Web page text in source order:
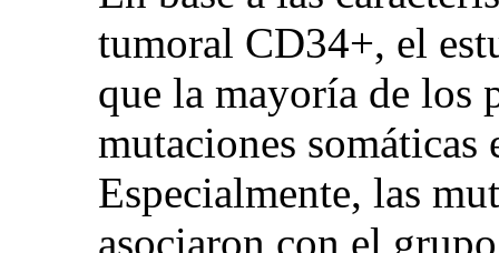
tumoral CD34+, el
que la mayoría de los
mutaciones somáticas
Especialmente, las
asociaron con el